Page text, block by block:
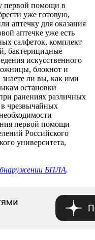
первой помощи в
уже готовую,
аптечку для оказания
аптечке уже есть
салфеток, комплект
бактерицидные
искусственного
блокнот и
знаете ли вы, как ими
остановки
ранениях различных
в чрезвычайных
первой помощи
Российского
университета,
БПЛА.